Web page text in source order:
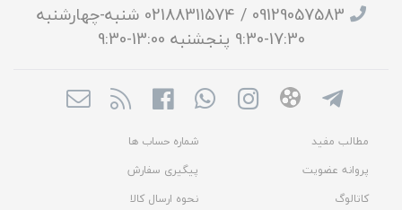
09129057583 / 02188311574 شنبه-چهارشنبه
17:30-9:30 پنجشنبه 13:00-9:30
مطالب مفید
شماره حساب ها
پروانه عضویت
پیگیری سفارش
کاتالوگ
نحوه ارسال کالا